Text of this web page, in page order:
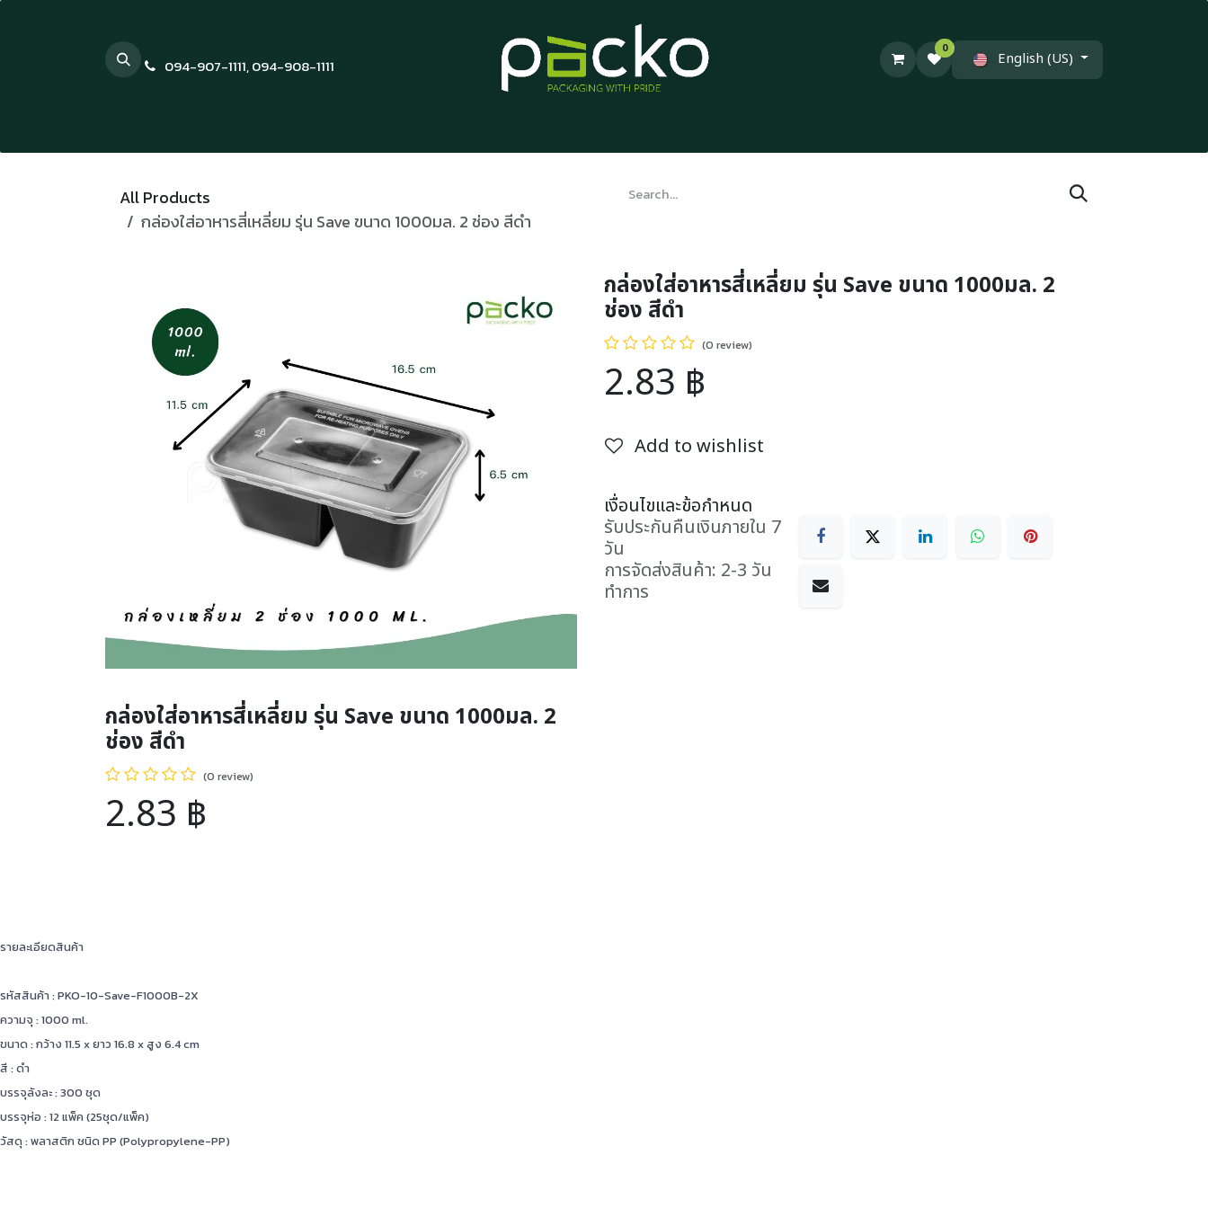
094-907-1111,094-908-1111
0
English (US)
All Products
กล่องใส่อาหารสี่เหลี่ยม รุ่น Save ขนาด 1000มล. 2 ช่อง สีดำ
กล่องใส่อาหารสี่เหลี่ยม รุ่น Save ขนาด 1000มล. 2
ช่อง สีดำ
(0 review)
2.83 ฿
Add to wishlist
เงื่อนไขและข้อกำหนด
รับประกันคืนเงินภายใน 7
วัน
การจัดส่งสินค้า: 2-3 วัน
ทำการ
กล่องใส่อาหารสี่เหลี่ยม รุ่น Save ขนาด 1000มล. 2
ช่อง สีดำ
(0 review)
2.83 ฿
รายละเอียดสินค้า
รหัสสินค้า : PKO-10-Save-F1000B-2X
ความจุ : 1000 ml.
ขนาด : กว้าง 11.5 x ยาว 16.8 x สูง 6.4 cm
สี : ดำ
บรรจุลังละ : 300 ชุด
บรรจุห่อ : 12 แพ็ค (25ชุด/แพ็ค)
วัสดุ : พลาสติก ชนิด PP (Polypropylene-PP)